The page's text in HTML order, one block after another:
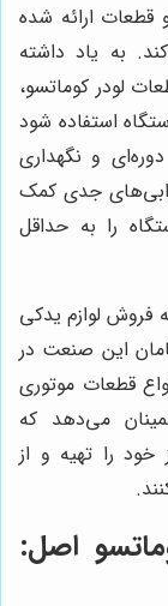
ارائه شده
به یاد داشته
لودر کوماتسو،
استفاده شود
و نگهداری
جدی کمک
را به حداقل
فروش لوازم یدکی
این صنعت در
قطعات موتوری
می‌دهد که
خود را تهیه و از
اصل: